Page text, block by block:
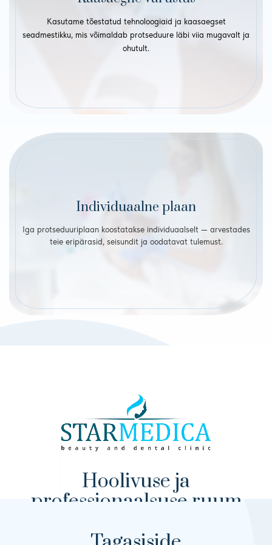
Kasutame tõestatud tehnoloogiaid ja kaasaegset
seadmestikku, mis võimaldab protseduure läbi viia mugavalt ja
ohutult.
Individuaalne plaan
Iga protseduuriplaan koostatakse individuaalselt — arvestades
teie eripärasid, seisundit ja oodatavat tulemust.
Hoolivuse ja
professionaalsuse ruum